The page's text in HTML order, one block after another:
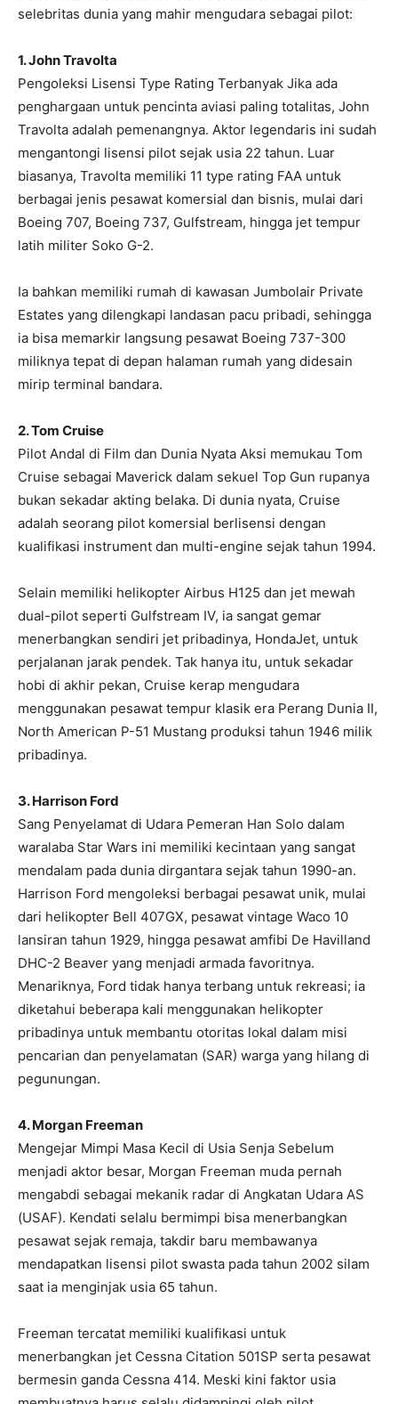
selebritas dunia yang mahir mengudara sebagai pilot:
1. John Travolta
Pengoleksi Lisensi Type Rating Terbanyak Jika ada
penghargaan untuk pencinta aviasi paling totalitas, John
Travolta adalah pemenangnya. Aktor legendaris ini sudah
mengantongi lisensi pilot sejak usia 22 tahun. Luar
biasanya, Travolta memiliki 11 type rating FAA untuk
berbagai jenis pesawat komersial dan bisnis, mulai dari
Boeing 707, Boeing 737, Gulfstream, hingga jet tempur
latih militer Soko G-2.
Ia bahkan memiliki rumah di kawasan Jumbolair Private
Estates yang dilengkapi landasan pacu pribadi, sehingga
ia bisa memarkir langsung pesawat Boeing 737-300
miliknya tepat di depan halaman rumah yang didesain
mirip terminal bandara.
2. Tom Cruise
Pilot Andal di Film dan Dunia Nyata Aksi memukau Tom
Cruise sebagai Maverick dalam sekuel Top Gun rupanya
bukan sekadar akting belaka. Di dunia nyata, Cruise
adalah seorang pilot komersial berlisensi dengan
kualifikasi instrument dan multi-engine sejak tahun 1994.
Selain memiliki helikopter Airbus H125 dan jet mewah
dual-pilot seperti Gulfstream IV, ia sangat gemar
menerbangkan sendiri jet pribadinya, HondaJet, untuk
perjalanan jarak pendek. Tak hanya itu, untuk sekadar
hobi di akhir pekan, Cruise kerap mengudara
menggunakan pesawat tempur klasik era Perang Dunia II,
North American P-51 Mustang produksi tahun 1946 milik
pribadinya.
3. Harrison Ford
Sang Penyelamat di Udara Pemeran Han Solo dalam
waralaba Star Wars ini memiliki kecintaan yang sangat
mendalam pada dunia dirgantara sejak tahun 1990-an.
Harrison Ford mengoleksi berbagai pesawat unik, mulai
dari helikopter Bell 407GX, pesawat vintage Waco 10
lansiran tahun 1929, hingga pesawat amfibi De Havilland
DHC-2 Beaver yang menjadi armada favoritnya.
Menariknya, Ford tidak hanya terbang untuk rekreasi; ia
diketahui beberapa kali menggunakan helikopter
pribadinya untuk membantu otoritas lokal dalam misi
pencarian dan penyelamatan (SAR) warga yang hilang di
pegunungan.
4. Morgan Freeman
Mengejar Mimpi Masa Kecil di Usia Senja Sebelum
menjadi aktor besar, Morgan Freeman muda pernah
mengabdi sebagai mekanik radar di Angkatan Udara AS
(USAF). Kendati selalu bermimpi bisa menerbangkan
pesawat sejak remaja, takdir baru membawanya
mendapatkan lisensi pilot swasta pada tahun 2002 silam
saat ia menginjak usia 65 tahun.
Freeman tercatat memiliki kualifikasi untuk
menerbangkan jet Cessna Citation 501SP serta pesawat
bermesin ganda Cessna 414. Meski kini faktor usia